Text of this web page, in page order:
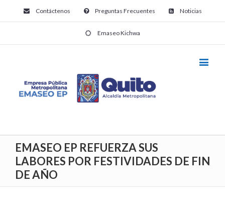
Contáctenos Preguntas Frecuentes Noticias
Emaseo Kichwa
EMASEO EP REFUERZA SUS
LABORES POR FESTIVIDADES DE FIN
DE AÑO